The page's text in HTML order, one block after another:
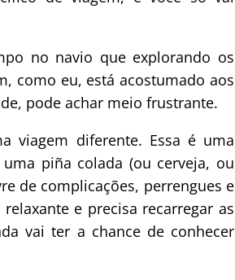
no navio que explorando os
como eu, está acostumado aos
pode achar meio frustrante.
viagem diferente. Essa é uma
piña colada (ou cerveja, ou
de complicações, perrengues e
e precisa recarregar as
vai ter a chance de conhecer